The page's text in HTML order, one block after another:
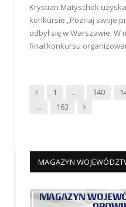
Krystian Matyschok
konkursie „Poznaj swoje
odbył się w Warszawie. W
finał konkursu
Wstecz
1 … 140
…
163 Dalej
MAGAZYN